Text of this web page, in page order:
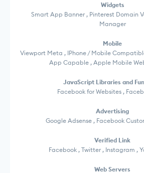
Widgets
Smart App Banner , Pinterest Domain
Manager
Mobile
Viewport Meta , IPhone / Mobile
App Capable , Apple Mobile
JavaScript Libraries and
Facebook for Websites ,
Advertising
Google Adsense , Facebook
Verified Link
Facebook , Twitter , Instagram ,
Web Servers